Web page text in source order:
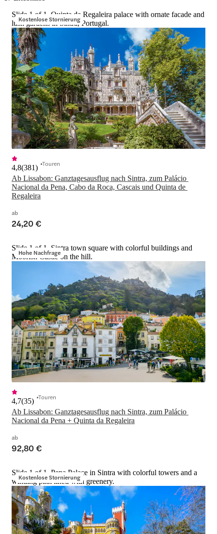
Kostenlose Stornierung
Slide 1 of 1, Quinta da Regaleira palace with ornate facade and
lush gardens in Sintra, Portugal.
Ab Lissabon: Ganztagesausflug nach Sintra, zum Palácio
Nacional da Pena, Cabo da Roca, Cascais und Quinta de
Regaleira
4,8(381) Touren
ab
24,20 €
Hohe Nachfrage
Slide 1 of 1, Sintra town square with colorful buildings and
Moorish Castle on the hill.
Ab Lissabon: Ganztagesausflug nach Sintra, zum Palácio
Nacional da Pena + Quinta da Regaleira
4,7(35) Touren
ab
92,80 €
Kostenlose Stornierung
Slide 1 of 1, Pena Palace in Sintra with colorful towers and a
winding path lined with greenery.